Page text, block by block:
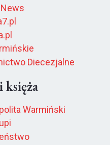
Diecezjalne
Warmiński